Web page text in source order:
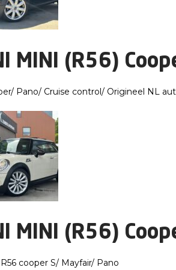
MINI (R56)
Pano/ Cruise control/ Origineel NL
MINI (R56)
R56 cooper S/ Mayfair/ Pano